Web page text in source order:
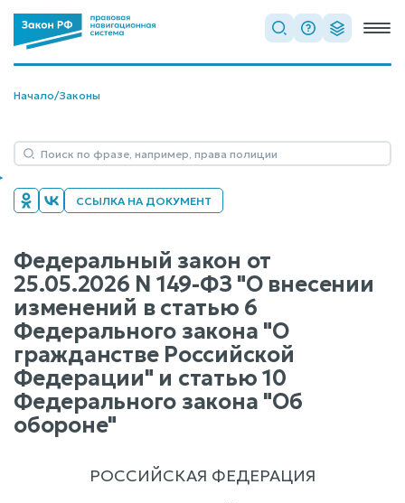
Начало/Законы
ССЫЛКА НА ДОКУМЕНТ
Федеральный закон от
25.05.2026 N 149-ФЗ "О внесении
изменений в статью 6
Федерального закона "О
гражданстве Российской
Федерации" и статью 10
Федерального закона "Об
обороне"
РОССИЙСКАЯ ФЕДЕРАЦИЯ